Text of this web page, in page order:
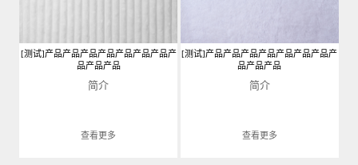
[测试]产品产品产品产品产品产品产品产
品产品产品
简介
查看更多
[测试]产品产品产品产品产品产品产品产
品产品产品
简介
查看更多